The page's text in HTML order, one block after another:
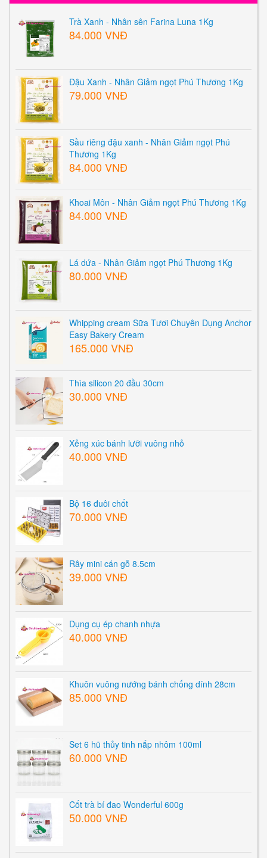
Trà Xanh - Nhân sên Farina Luna 1Kg
84.000 VNĐ
Đậu Xanh - Nhân Giảm ngọt Phú Thương 1Kg
79.000 VNĐ
Sầu riêng đậu xanh - Nhân Giảm ngọt Phú
Thương 1Kg
84.000 VNĐ
Khoai Môn - Nhân Giảm ngọt Phú Thương 1Kg
84.000 VNĐ
Lá dứa - Nhân Giảm ngọt Phú Thương 1Kg
80.000 VNĐ
Whipping cream Sữa Tươi Chuyên Dụng Anchor
Easy Bakery Cream
165.000 VNĐ
Thìa silicon 20 đầu 30cm
30.000 VNĐ
Xẻng xúc bánh lưỡi vuông nhỏ
40.000 VNĐ
Bộ 16 đuôi chốt
70.000 VNĐ
Rây mini cán gỗ 8.5cm
39.000 VNĐ
Dụng cụ ép chanh nhựa
40.000 VNĐ
Khuôn vuông nướng bánh chống dính 28cm
85.000 VNĐ
Set 6 hũ thủy tinh nắp nhôm 100ml
60.000 VNĐ
Cốt trà bí đao Wonderful 600g
50.000 VNĐ